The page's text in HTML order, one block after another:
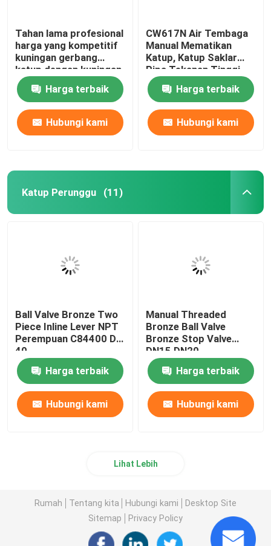
Tahan lama profesional
harga yang kompetitif
kuningan gerbang
katup dengan kuningan
1/2 inch bola katup
drainerHarga terbaik
Hubungi kami
CW617N Air Tembaga
Manual Mematikan
Katup, Katup Saklar
Pipa Tekanan Tinggi
Harga terbaik
Hubungi kami
Katup Perunggu (11)
Ball Valve Bronze Two
Piece Inline Lever NPT
Perempuan C84400 DN
40
Harga terbaik
Hubungi kami
Manual Threaded
Bronze Ball Valve
Bronze Stop Valve
DN15 DN20
Harga terbaik
Hubungi kami
Lihat Lebih
Rumah Tentang kita Hubungi kami
Desktop Site
Sitemap
Privacy Policy